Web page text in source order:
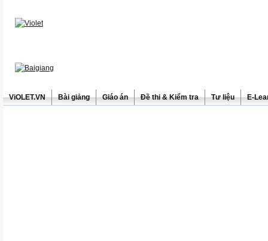
ViOLET.VN Bài giảng Giáo án Đề thi & Kiểm tra Tư liệu E-